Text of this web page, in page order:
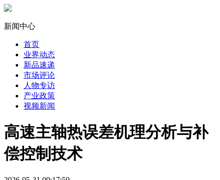
新闻中心
首页
业界动态
新品速递
市场评论
人物专访
产业政策
视频新闻
高速主轴热误差机理分析与补
偿控制技术